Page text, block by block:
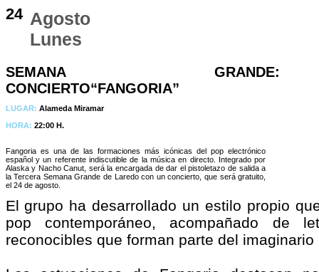
24 Agosto
Lunes
SEMANA GRANDE:
CONCIERTO“FANGORIA”
LUGAR: Alameda Miramar
HORA: 22:00 H.
Fangoria es una de las formaciones más icónicas del pop electrónico
español y un referente indiscutible de la música en directo. Integrado por
Alaska y Nacho Canut, será la encargada de dar el pistoletazo de salida a
la Tercera Semana Grande de Laredo con un concierto, que será gratuito,
el 24 de agosto.
El grupo ha desarrollado un estilo propio
pop contemporáneo, acompañado de
reconocibles que forman parte del